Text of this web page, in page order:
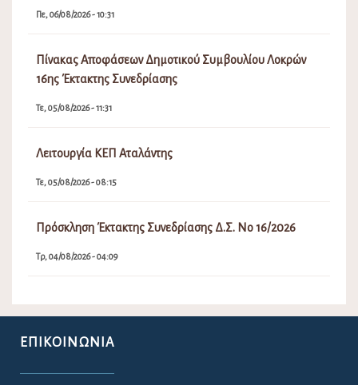
Πε, 06/08/2026 - 10:31
Πίνακας Αποφάσεων Δημοτικού Συμβουλίου Λοκρών
16ης Έκτακτης Συνεδρίασης
Τε, 05/08/2026 - 11:31
Λειτουργία ΚΕΠ Αταλάντης
Τε, 05/08/2026 - 08:15
Πρόσκληση Έκτακτης Συνεδρίασης Δ.Σ. Νο 16/2026
Τρ, 04/08/2026 - 04:09
ΕΠΙΚΟΙΝΩΝΊΑ